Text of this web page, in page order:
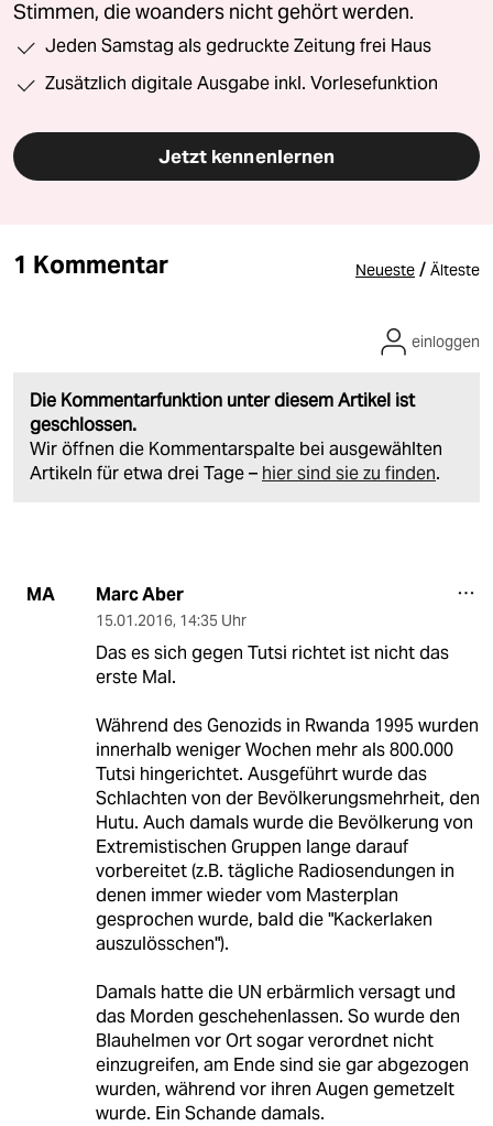
Stimmen, die woanders nicht gehört werden.
Jeden Samstag als gedruckte Zeitung frei Haus
Zusätzlich digitale Ausgabe inkl. Vorlesefunktion
Jetzt kennenlernen
1 Kommentar Neueste / Älteste
Die Kommentarfunktion unter diesem Artikel ist
geschlossen.
Wir öffnen die Kommentarspalte bei ausgewählten
Artikeln für etwa drei Tage – hier sind sie zu finden.
einloggen
MA Marc Aber
15.01.2016, 14:35 Uhr
Das es sich gegen Tutsi richtet ist nicht das
erste Mal.
Während des Genozids in Rwanda 1995 wurden
innerhalb weniger Wochen mehr als 800.000
Tutsi hingerichtet. Ausgeführt wurde das
Schlachten von der Bevölkerungsmehrheit, den
Hutu. Auch damals wurde die Bevölkerung von
Extremistischen Gruppen lange darauf
vorbereitet (z.B. tägliche Radiosendungen in
denen immer wieder vom Masterplan
gesprochen wurde, bald die "Kackerlaken
auszulösschen").
Damals hatte die UN erbärmlich versagt und
das Morden geschehenlassen. So wurde den
Blauhelmen vor Ort sogar verordnet nicht
einzugreifen, am Ende sind sie gar abgezogen
wurden, während vor ihren Augen gemetzelt
wurde. Ein Schande damals.